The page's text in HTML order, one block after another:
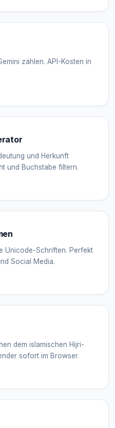
zählen. API-Kosten in
und Herkunft
und Buchstabe filtern.
Unicode-Schriften. Perfekt
Social Media.
dem islamischen Hijri-
sofort im Browser.